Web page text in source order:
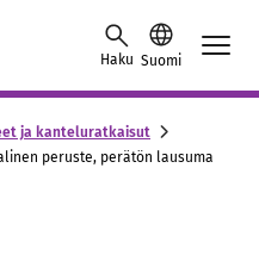
Haku Suomi
ja kanteluratkaisut
peruste, perätön lausuma